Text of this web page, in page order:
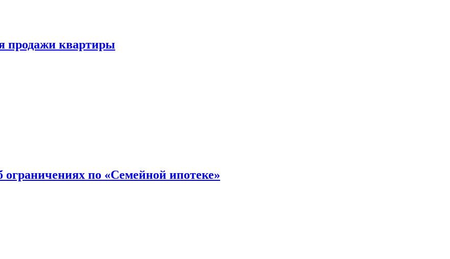
продажи квартиры
по «Семейной ипотеке»